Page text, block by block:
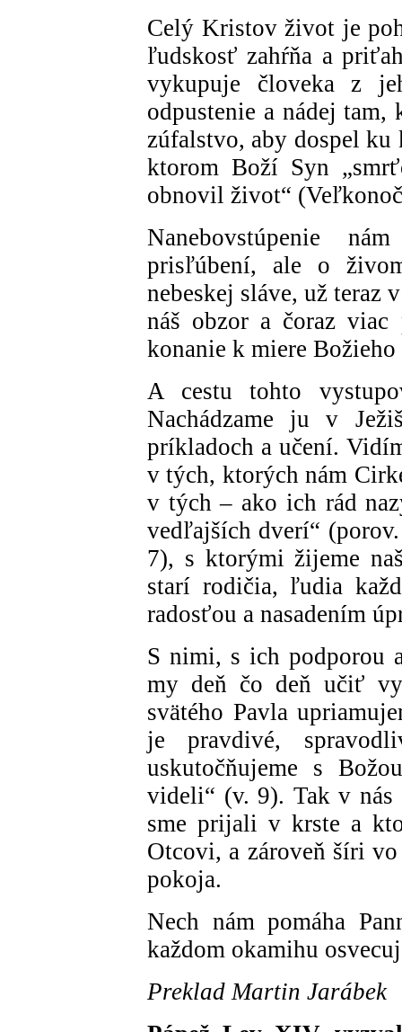
Celý Kristov život je
ľudskosť zahŕňa a
vykupuje človeka z
odpustenie a nádej
zúfalstvo, aby dospel
ktorom Boží Syn
obnovil život“
Nanebovstúpenie
prisľúbení, ale o
nebeskej sláve, už teraz
náš obzor a čoraz viac
konanie k miere Božieho
A cestu tohto
Nachádzame ju v
príkladoch a učení.
v tých, ktorých nám
v tých – ako ich rád
vedľajších dverí“
7), s ktorými žijeme
starí rodičia, ľudia
radosťou a nasadením
S nimi, s ich podporou
my deň čo deň učiť
svätého Pavla
je pravdivé,
uskutočňujeme s
videli“ (v. 9). Tak v
sme prijali v krste a
Otcovi, a zároveň šíri vo
pokoja.
Nech nám pomáha
každom okamihu
Preklad Martin Jarábek